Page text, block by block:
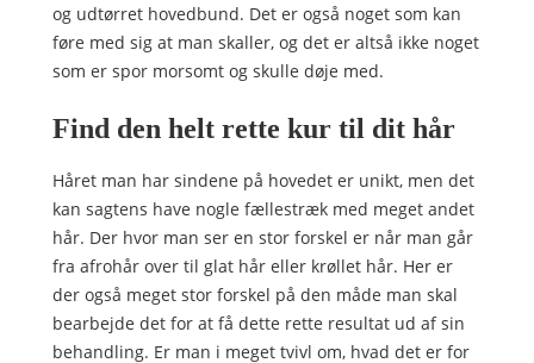
og udtørret hovedbund. Det er også noget som kan
føre med sig at man skaller, og det er altså ikke noget
som er spor morsomt og skulle døje med.
Find den helt rette kur til dit hår
Håret man har sindene på hovedet er unikt, men det
kan sagtens have nogle fællestræk med meget andet
hår. Der hvor man ser en stor forskel er når man går
fra afrohår over til glat hår eller krøllet hår. Her er
der også meget stor forskel på den måde man skal
bearbejde det for at få dette rette resultat ud af sin
behandling. Er man i meget tvivl om, hvad det er for